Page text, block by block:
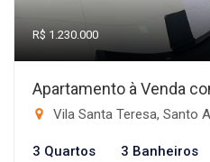
R$ 1.230.000
Apartamento à Venda
Vila Santa Teresa, Santo
3 Quartos 3 Banheiros